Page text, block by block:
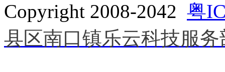
Copyright 2008-2042 粤
县区南口镇乐云科技服务